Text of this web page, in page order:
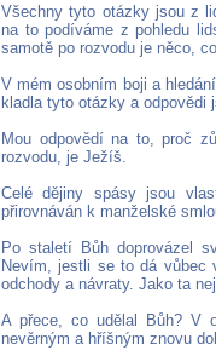
Všechny tyto otázky jsou z
na to podíváme z pohledu
samotě po rozvodu je něco,
V mém osobním boji a
kladla tyto otázky a odpovědi
Mou odpovědí na to, proč
rozvodu, je Ježíš.
Celé dějiny spásy jsou
přirovnáván k manželské
Po staletí Bůh doprovázel
Nevím, jestli se to dá vůbec
odchody a návraty. Jako ta
A přece, co udělal Bůh? V
nevěrným a hříšným znovu